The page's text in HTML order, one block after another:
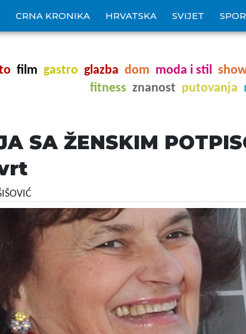
CRNA KRONIKA HRVATSKA SVIJET
film gastro glazba dom moda i stil
fitness znanost putovanja
SA ŽENSKIM